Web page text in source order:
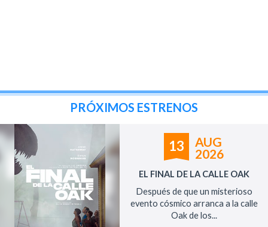
PRÓXIMOS ESTRENOS
13
AUG
2026
EL FINAL DE LA CALLE OAK
Después de que un misterioso
evento cósmico arranca a la calle
Oak de los...